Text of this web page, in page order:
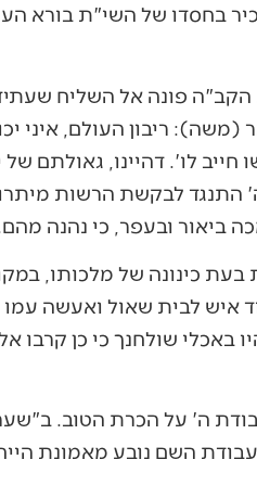
בחסדו של השי"ת בורא
פונה אל השליח
ריבון העולם, איני
לו'. דהיינו, גאולתם
התנגד לבקשת הרשות
ביאור ובעפר, כי נהנה
בעת כינונה של מלכותו,
לבית שאול ואעשה עמו
באכלי שולחנך כי כן קרבו
ה' על הכרת הטוב. ב"שער
השם נובע מאמונת